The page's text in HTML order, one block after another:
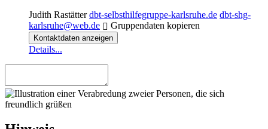
Judith Rastätter dbt-selbsthilfegruppe-karlsruhe.de dbt-shg-
karlsruhe@web.de
Gruppendaten kopieren
Kontaktdaten anzeigen
Details...